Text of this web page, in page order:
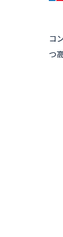
コ
つ